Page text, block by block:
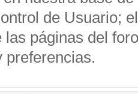
de Usuario;
las páginas del
preferencias.